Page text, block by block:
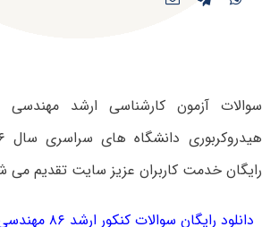
سوالات آزمون کارشناسی ارشد
رایگان خدمت کاربران عزیز سایت تقدیم می
دانلود رایگان